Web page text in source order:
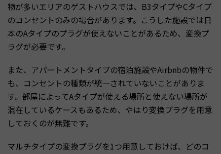
物が多いエリアのゲストハウスでは、B3タイプやCタイプ
のコンセントのみの場合があります。こうした施設では日
本のAタイプのプラグが使えないことがあるため、変換プ
ラグが必要です。
また、アパートメントタイプの宿泊施設やAirbnbの物件で
も、コンセントの種類が統一されていないことがありま
す。部屋によってAタイプが使える場所と使えない場所が
混在しているケースもあるため、やはり変換プラグを用意
しておくのが無難です。
マルチタイプの変換プラグを1つ用意しておけば、どのコ